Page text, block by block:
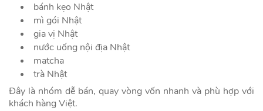
bánh kẹo Nhật
mì gói Nhật
gia vị Nhật
nước uống nội địa Nhật
matcha
trà Nhật
Đây là nhóm dễ bán, quay vòng vốn nhanh và phù hợp với
khách hàng Việt.